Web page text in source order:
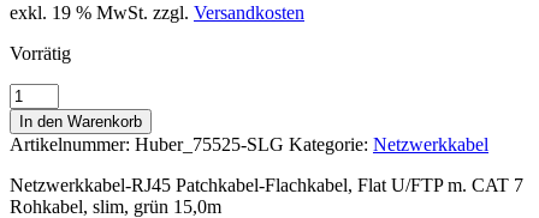
exkl. 19 % MwSt. zzgl. Versandkosten
Vorrätig
RJ45
Flachkabel
m.
CAT
7
Rohkabel
In den Warenkorb
Artikelnummer: Huber_75525-SLG Kategorie: Netzwerkkabel
Netzwerkkabel-RJ45 Patchkabel-Flachkabel, Flat U/FTP m. CAT 7
Rohkabel, slim, grün 15,0m